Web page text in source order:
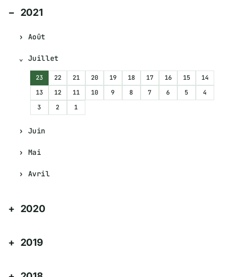
2021
Août
Juillet
23 22 21 20 19 18 17 16 15
14
13
12 11 10 9 8 7 6 5
4
3
2 1
Juin
Mai
Avril
2020
2019